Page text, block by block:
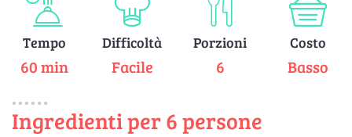
Tempo
60 min
Difficoltà
Facile
Porzioni
6
Costo
Basso
Ingredienti per 6 persone